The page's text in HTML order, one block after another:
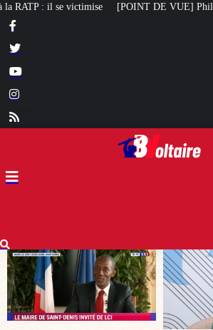
Philippe, l’homme qui « veut redresser notre